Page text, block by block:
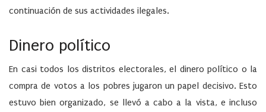
continuación de sus actividades ilegales.
Dinero político
En casi todos los distritos electorales, el dinero político o la
compra de votos a los pobres jugaron un papel decisivo. Esto
estuvo bien organizado, se llevó a cabo a la vista, e incluso